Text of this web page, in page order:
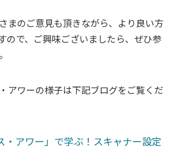
まのご意見も頂きながら、より良い方
ので、ご興味ございましたら、ぜひ参
アワーの様子は下記ブログをご覧くだ
・アワー」で学ぶ！スキャナー設定